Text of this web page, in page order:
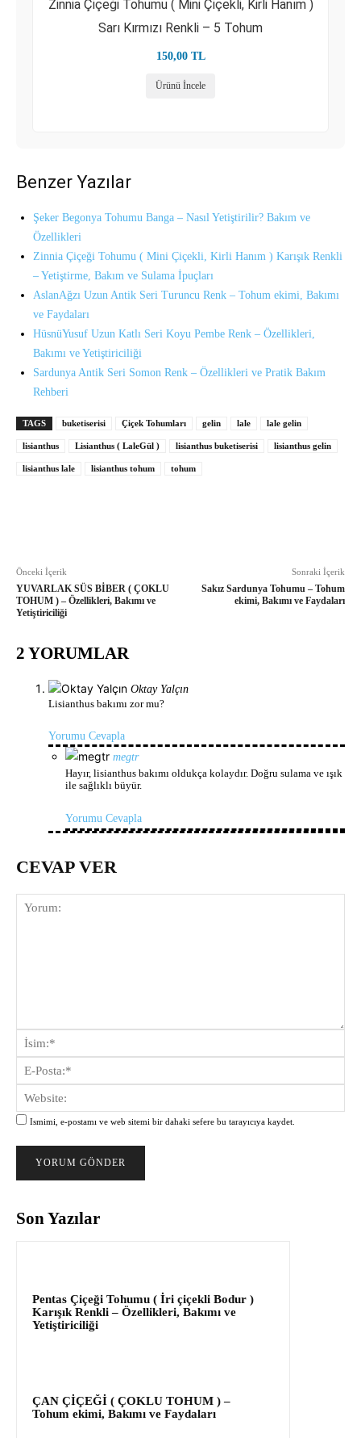
Zinnia Çiçeği Tohumu ( Mini Çiçekli, Kirli Hanım )
Sarı Kırmızı Renkli – 5 Tohum
150,00 TL
Ürünü İncele
Benzer Yazılar
Şeker Begonya Tohumu Banga – Nasıl Yetiştirilir? Bakım ve
Özellikleri
Zinnia Çiçeği Tohumu ( Mini Çiçekli, Kirli Hanım ) Karışık Renkli
– Yetiştirme, Bakım ve Sulama İpuçları
AslanAğzı Uzun Antik Seri Turuncu Renk – Tohum ekimi, Bakımı
ve Faydaları
HüsnüYusuf Uzun Katlı Seri Koyu Pembe Renk – Özellikleri,
Bakımı ve Yetiştiriciliği
Sardunya Antik Seri Somon Renk – Özellikleri ve Pratik Bakım
Rehberi
TAGS buketiserisi Çiçek Tohumları gelin lale lale gelin
lisianthus Lisianthus ( LaleGül ) lisianthus buketiserisi lisianthus gelin
lisianthus lale lisianthus tohum tohum
Önceki İçerik
YUVARLAK SÜS BİBER ( ÇOKLU
TOHUM ) – Özellikleri, Bakımı ve
Yetiştiriciliği
Sonraki İçerik
Sakız Sardunya Tohumu – Tohum
ekimi, Bakımı ve Faydaları
2 YORUMLAR
Oktay Yalçın
Lisianthus bakımı zor mu?
Yorumu Cevapla
megtr
Hayır, lisianthus bakımı oldukça kolaydır. Doğru sulama ve ışık
ile sağlıklı büyür.
Yorumu Cevapla
CEVAP VER
Yorum:
Ismimi, e-postamı ve web sitemi bir dahaki sefere bu tarayıcıya kaydet.
Son Yazılar
Pentas Çiçeği Tohumu ( İri çiçekli Bodur )
Karışık Renkli – Özellikleri, Bakımı ve
Yetiştiriciliği
ÇAN ÇİÇEĞİ ( ÇOKLU TOHUM ) –
Tohum ekimi, Bakımı ve Faydaları